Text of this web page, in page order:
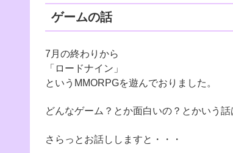
ゲームの話
7月の終わりから
「ロードナイン」
というMMORPGを遊んでおりました。
どんなゲーム？とか面白いの？とかいう
さらっとお話ししますと・・・